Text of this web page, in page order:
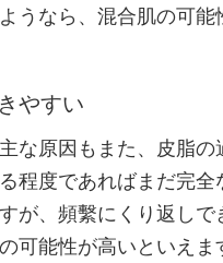
うなら、混合肌の可能
やすい
な原因もまた、皮脂の
程度であればまだ完全
が、頻繫にくり返しで
可能性が高いといえま